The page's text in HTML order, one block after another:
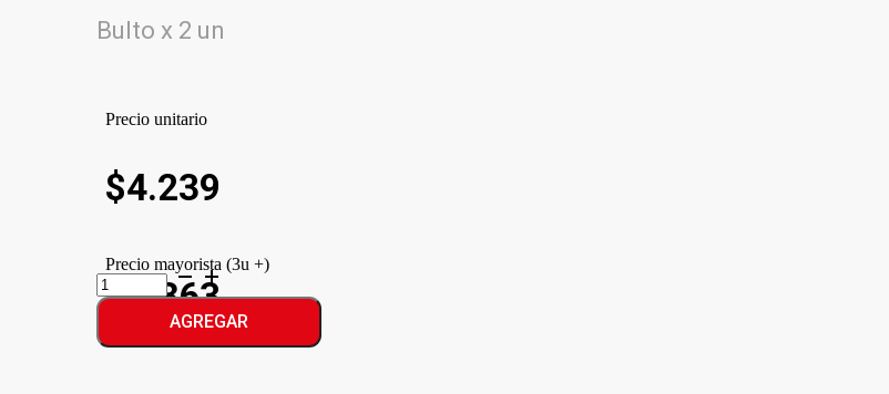
Bulto x 2 un
Precio unitario
$4.239
Precio mayorista (3u +)
$3.863
BENEDICTINO
AGUA
BIDON
AGREGAR